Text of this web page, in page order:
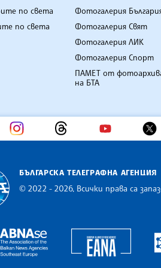
по света
по света
Фотогалерия
Фотогалерия Свят
Фотогалерия ЛИК
Фотогалерия Спорт
ПАМЕТ от
на БТА
БЪЛГАРСКА ТЕЛЕГРАФНА АГЕНЦИЯ
© 2022 - 2026, Всички права са
The Assocoation of the